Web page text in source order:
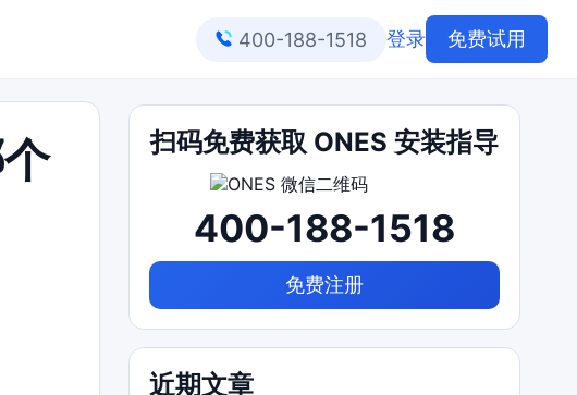
400-188-1518 登录 免费试用
扫码免费获取 ONES 安装指导
400-188-1518
免费注册
近期文章